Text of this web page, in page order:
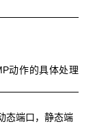
动作的具体处理
态端口，静态端